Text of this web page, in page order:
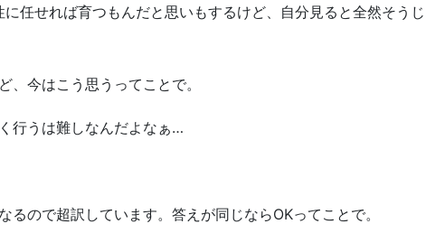
任せれば育つもんだと思いもするけど、自分見ると全然そうじ
、今はこう思うってことで。
行うは難しなんだよなぁ…
るので超訳しています。答えが同じならOKってことで。